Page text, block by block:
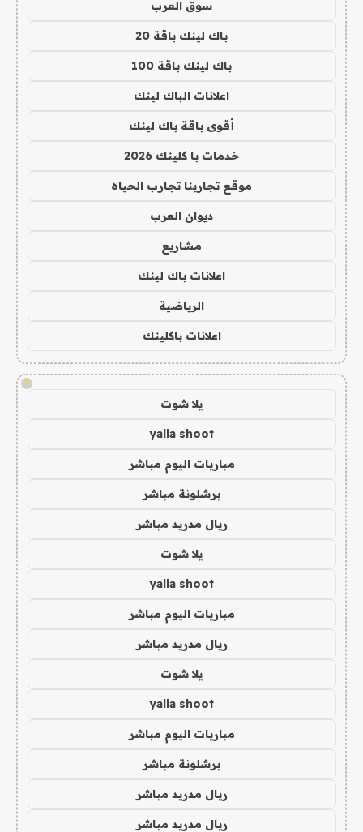
سوق العرب
باك لينك باقة 20
باك لينك باقة 100
اعلانات الباك لينك
أقوى باقة باك لينك
خدمات با كلينك 2026
موقع تجاربنا تجارب الحياه
ديوان العرب
مشاريع
اعلانات باك لينك
الرياضية
اعلانات باكلينك
!
يلا شوت
yalla shoot
مباريات اليوم مباشر
برشلونة مباشر
ريال مدريد مباشر
يلا شوت
yalla shoot
مباريات اليوم مباشر
ريال مدريد مباشر
يلا شوت
yalla shoot
مباريات اليوم مباشر
برشلونة مباشر
ريال مدريد مباشر
ريال مدريد مباشر